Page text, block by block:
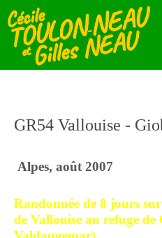
GR54 Vallouise -
Alpes, août 2007
Randonnée de 8 jours
de Vallouise au refuge